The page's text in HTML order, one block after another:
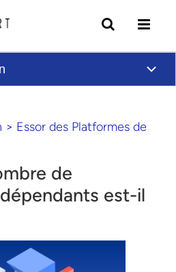
> Essor des Platformes de
de
est-il